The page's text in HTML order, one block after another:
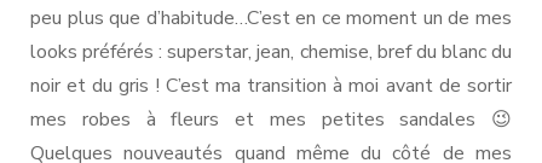
peu plus que d’habitude…C’est en ce moment un de mes
looks préférés : superstar, jean, chemise, bref du blanc du
noir et du gris ! C’est ma transition à moi avant de sortir
mes robes à fleurs et mes petites sandales 😉
Quelques nouveautés quand même du côté de mes